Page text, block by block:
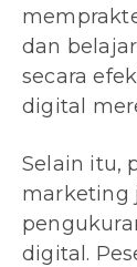
dan
secara
digital
Selain itu,
marketing
digital.